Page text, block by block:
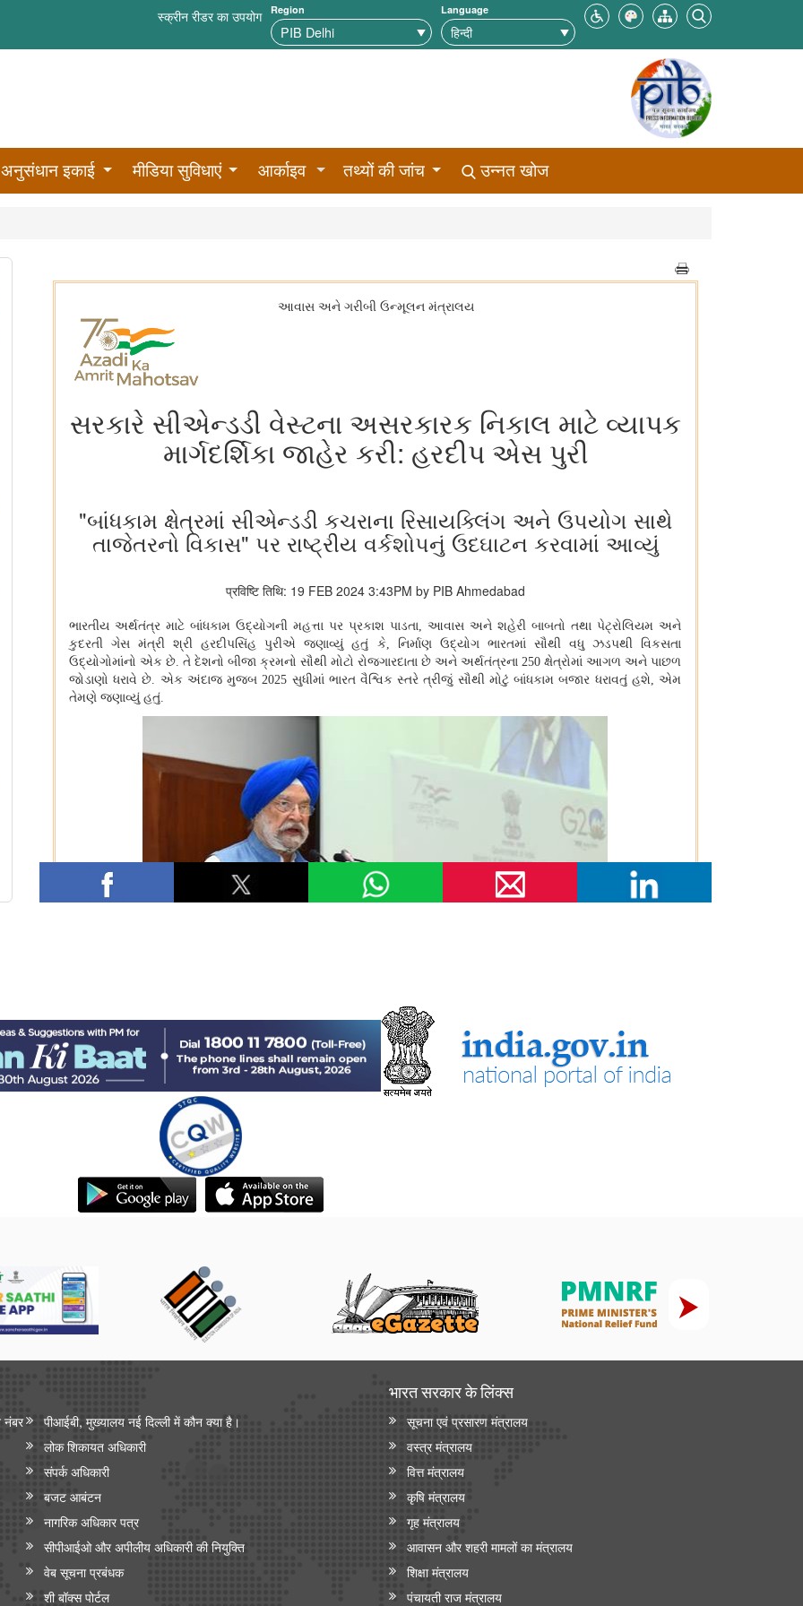
स्क्रीन रीडर का उपयोग Region Language
अनुसंधान इकाई मीडिया सुविधाएं आर्काइव तथ्यों की जांच उन्नत खोज
नंबर
पीआईबी, मुख्यालय नई दिल्ली में कौन क्या है।
लोक शिकायत अधिकारी
संपर्क अधिकारी
बजट आबंटन
नागरिक अधिकार पत्र
सीपीआईओ और अपी‍लीय अधिकारी की नियुक्ति
वेब सूचना प्रबंधक
शी बॉक्स पोर्टल
भारत सरकार के लिंक्‍स
सूचना एवं प्रसारण मंत्रालय
वस्त्र मंत्रालय
वित्त मंत्रालय
कृषि मंत्रालय
गृह मंत्रालय
आवासन और शहरी मामलों का मंत्रालय
शिक्षा मंत्रालय
पंचायती राज मंत्रालय